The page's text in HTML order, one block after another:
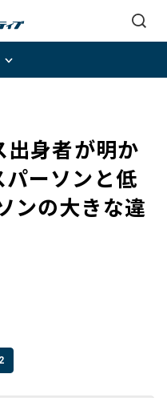
出身者が明か
パーソンと低
ンの大きな違
2